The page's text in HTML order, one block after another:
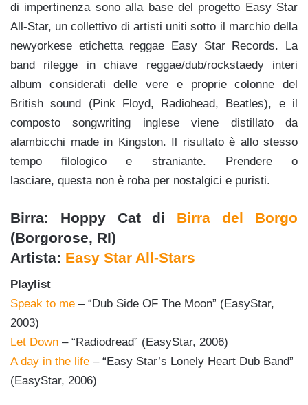
di impertinenza sono alla base del progetto Easy Star
All-Star, un collettivo di artisti uniti sotto il marchio della
newyorkese etichetta reggae Easy Star Records. La
band rilegge in chiave reggae/dub/rockstaedy interi
album considerati delle vere e proprie colonne del
British sound (Pink Floyd, Radiohead, Beatles), e il
composto songwriting inglese viene distillato da
alambicchi made in Kingston. Il risultato è allo stesso
tempo filologico e straniante. Prendere o
lasciare, questa non è roba per nostalgici e puristi.
Birra: Hoppy Cat di Birra del Borgo
(Borgorose, RI)
Artista: Easy Star All-Stars
Playlist
Speak to me – “Dub Side OF The Moon” (EasyStar,
2003)
Let Down – “Radiodread” (EasyStar, 2006)
A day in the life – “Easy Star’s Lonely Heart Dub Band”
(EasyStar, 2006)